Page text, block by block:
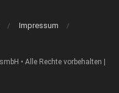
Impressum
• Alle Rechte vorbehalten |